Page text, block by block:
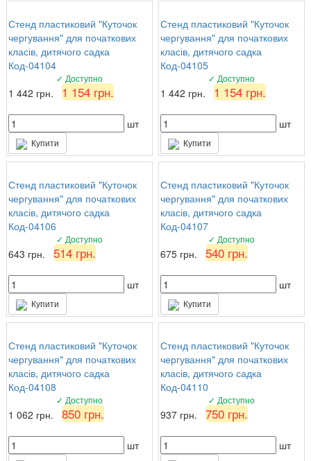
Стенд пластиковий "Куточок
чергування" для початкових
класів, дитячого садка
Код-04104
✓ Доступно
1 442 грн. 1 154 грн.
шт
Купити
Стенд пластиковий "Куточок
чергування" для початкових
класів, дитячого садка
Код-04105
✓ Доступно
1 442 грн. 1 154 грн.
шт
Купити
Стенд пластиковий "Куточок
чергування" для початкових
класів, дитячого садка
Код-04106
✓ Доступно
643 грн. 514 грн.
шт
Купити
Стенд пластиковий "Куточок
чергування" для початкових
класів, дитячого садка
Код-04107
✓ Доступно
675 грн. 540 грн.
шт
Купити
Стенд пластиковий "Куточок
чергування" для початкових
класів, дитячого садка
Код-04108
✓ Доступно
1 062 грн. 850 грн.
шт
Стенд пластиковий "Куточок
чергування" для початкових
класів, дитячого садка
Код-04110
✓ Доступно
937 грн. 750 грн.
шт